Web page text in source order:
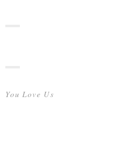
You Love Us